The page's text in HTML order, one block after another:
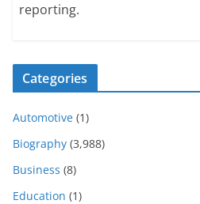
reporting.
Categories
Automotive (1)
Biography (3,988)
Business (8)
Education (1)